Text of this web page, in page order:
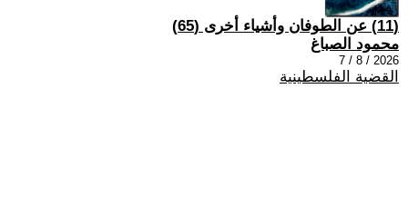
(11) عن الطوفان وأشياء أخرى (65)
محمود الصباغ
2026 / 8 / 7
القضية الفلسطينية